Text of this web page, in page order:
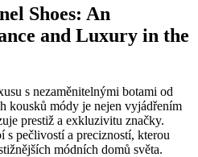
Shoes: ‌An⁤
and Luxury ‌in the
s ⁢nezaměnitelnými botami od
‌kousků módy je nejen vyjádřením⁤
prestiž a exkluzivitu značky.
s pečlivostí⁢ a precizností, kterou
módních ‍domů světa.